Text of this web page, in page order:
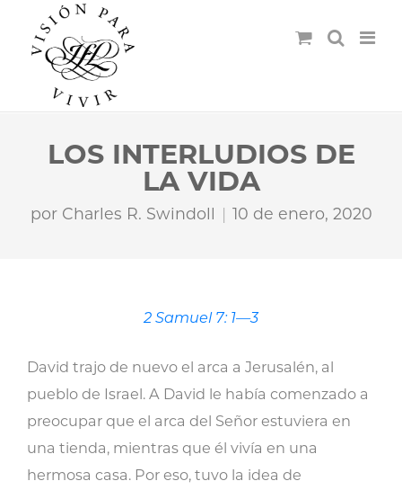
LOS INTERLUDIOS DE
LA VIDA
por Charles R. Swindoll 10 de enero, 2020
2 Samuel 7: 1—3
David trajo de nuevo el arca a Jerusalén, al
pueblo de Israel. A David le había comenzado a
preocupar que el arca del Señor estuviera en
una tienda, mientras que él vivía en una
hermosa casa. Por eso, tuvo la idea de